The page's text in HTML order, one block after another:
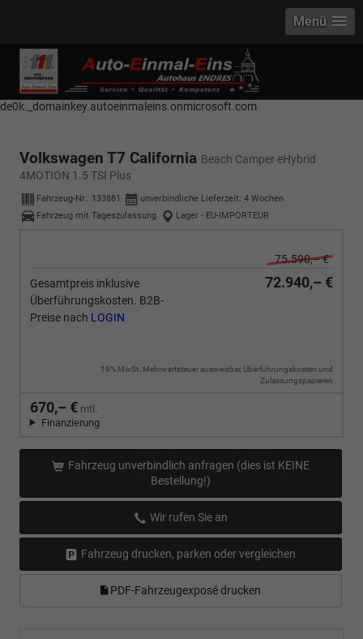
------------ Host Name : selector1._domainkey Points to address or value:
selector1-aee-de0k._domainkey.autoeinmaleins.onmicrosoft.com Host
Name : selector2._domainkey Points to address or value: selector2-aee-
de0k._domainkey.autoeinmaleins.onmicrosoft.com
Menü
Volkswagen T7 California Beach Camper eHybrid
4MOTION 1.5 TSI Plus
Fahrzeug-Nr.: 133881 unverbindliche Lieferzeit: 4 Wochen
Fahrzeug mit Tageszulassung
Lager - EU-IMPORTEUR
75.590,– €
Gesamtpreis inklusive
Überführungskosten. B2B-
Preise nach LOGIN
72.940,– €
19% MwSt. Mehrwertsteuer ausweisbar, Überführungskosten und
Zulassungspapieren
670,– € mtl.
Finanzierung
Fahrzeug unverbindlich anfragen (dies ist KEINE
Bestellung!)
Wir rufen Sie an
Fahrzeug drucken, parken oder vergleichen
PDF-Fahrzeugexposé drucken